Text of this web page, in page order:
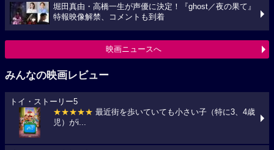
堀田真由・高橋一生が声優に決定！『ghost／夜の果て』
特報映像解禁、コメントも到着
映画ニュースへ
みんなの映画レビュー
トイ・ストーリー5
★★★★★ 最近街を歩いていても小さい子（特に3、4歳
児）がi...